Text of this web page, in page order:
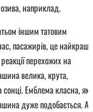
наприклад.
іншим татовим
пасажирів, це найкраща
перехожих на
велика, крута,
сонці. Емблема класна, як
дуже подобається. А